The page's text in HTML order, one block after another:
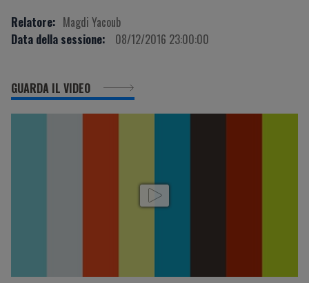
Relatore: Magdi Yacoub
Data della sessione:
08/12/2016 23:00:00
GUARDA IL VIDEO